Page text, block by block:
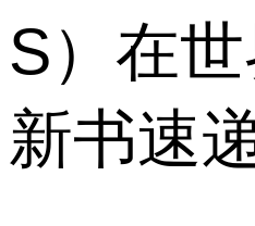
S）在
新书速